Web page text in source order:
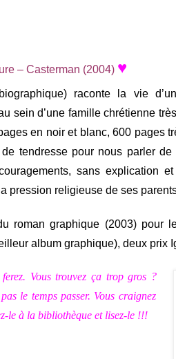
– Casterman (2004) ♥
raconte la vie d’un
sein d’une famille chrétienne très
en noir et blanc, 600 pages
de tendresse pour nous parler
sans explication
pression religieuse de ses
roman graphique (2003) pour
album graphique), deux prix
Vous trouvez ça trop gros ?
le temps passer. Vous craignez
le à la bibliothèque et lisez-le !!!